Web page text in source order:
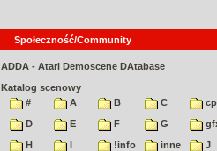
Społeczność/Community
ADDA - Atari Demoscene DAtabase
Katalog scenowy
#
A B C
cp
D
E F G
H
I !info inne
J